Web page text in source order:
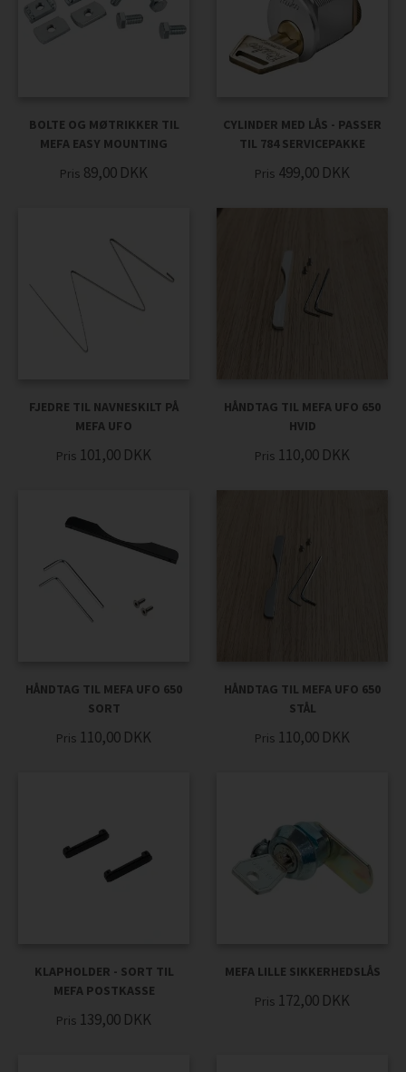
BOLTE OG MØTRIKKER TIL
MEFA EASY MOUNTING
Pris 89,00 DKK
CYLINDER MED LÅS - PASSER
TIL 784 SERVICEPAKKE
Pris 499,00 DKK
FJEDRE TIL NAVNESKILT PÅ
MEFA UFO
Pris 101,00 DKK
HÅNDTAG TIL MEFA UFO 650
HVID
Pris 110,00 DKK
HÅNDTAG TIL MEFA UFO 650
SORT
Pris 110,00 DKK
HÅNDTAG TIL MEFA UFO 650
STÅL
Pris 110,00 DKK
KLAPHOLDER - SORT TIL
MEFA POSTKASSE
Pris 139,00 DKK
MEFA LILLE SIKKERHEDSLÅS
Pris 172,00 DKK